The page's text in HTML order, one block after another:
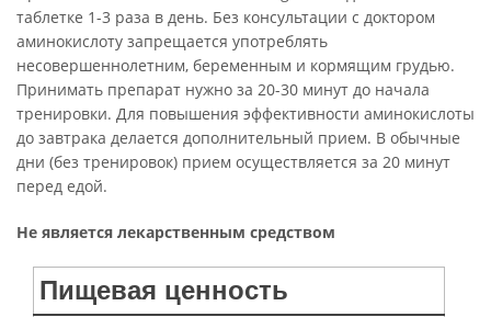
таблетке 1-3 раза в день. Без консультации с доктором
аминокислоту запрещается употреблять
несовершеннолетним, беременным и кормящим грудью.
Принимать препарат нужно за 20-30 минут до начала
тренировки. Для повышения эффективности аминокислоты
до завтрака делается дополнительный прием. В обычные
дни (без тренировок) прием осуществляется за 20 минут
перед едой.
Не является лекарственным средством
Пищевая ценность